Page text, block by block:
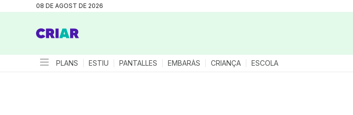
08 DE AGOST DE 2026
PLANS ESTIU PANTALLES EMBARÀS CRIANÇA ESCOLA